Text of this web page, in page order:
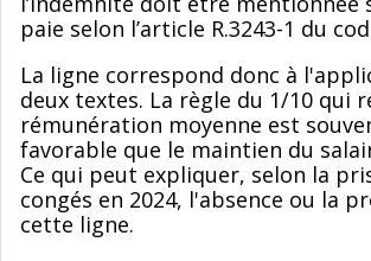
paie selon l’article R.3243-1 du
La ligne correspond donc à
deux textes. La règle du 1/10 qui
rémunération moyenne est
favorable que le maintien du
Ce qui peut expliquer, selon la
congés en 2024, l'absence ou la
cette ligne.